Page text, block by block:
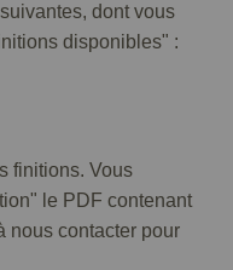
dont vous
disponibles" :
finitions. Vous
le PDF contenant
nous contacter pour